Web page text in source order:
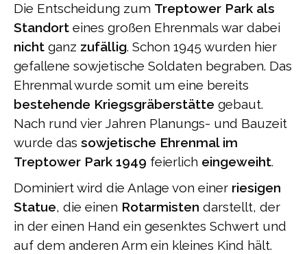
Die Entscheidung zum Treptower Park als
Standort eines großen Ehrenmals war dabei
nicht ganz zufällig. Schon 1945 wurden hier
gefallene sowjetische Soldaten begraben. Das
Ehrenmal wurde somit um eine bereits
bestehende Kriegsgräberstätte gebaut.
Nach rund vier Jahren Planungs- und Bauzeit
wurde das sowjetische Ehrenmal im
Treptower Park 1949 feierlich eingeweiht.
Dominiert wird die Anlage von einer riesigen
Statue, die einen Rotarmisten darstellt, der
in der einen Hand ein gesenktes Schwert und
auf dem anderen Arm ein kleines Kind hält.